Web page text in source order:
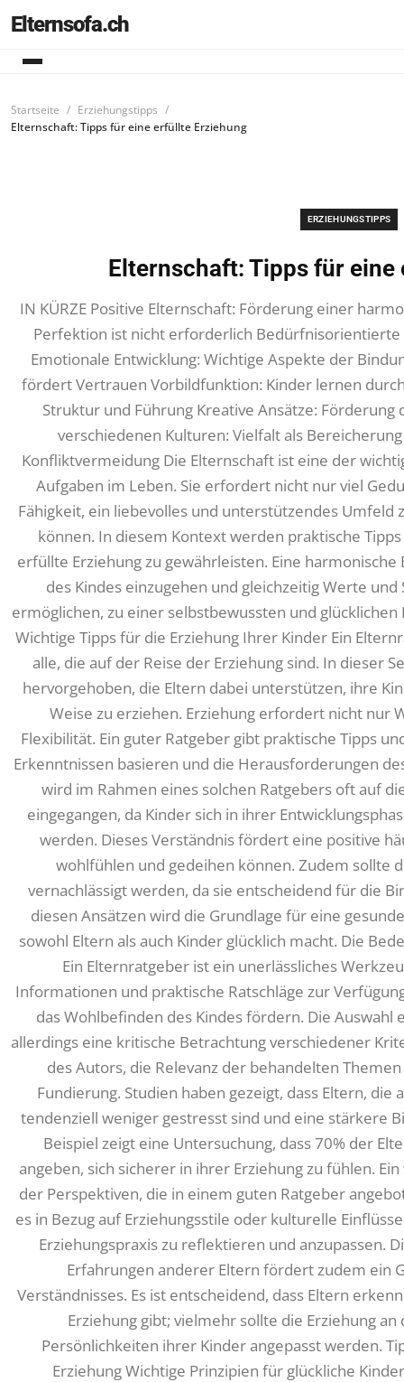
Elternsofa.ch
Startseite
Erziehungstipps
Elternschaft: Tipps für eine erfüllte Erziehung
ERZIEHUNGSTIPPS
Elternschaft: Tipps für
IN KÜRZE Positive Elternschaft: Förderung einer
Perfektion ist nicht erforderlich Bedürfnisorientierte
Emotionale Entwicklung: Wichtige Aspekte der
fördert Vertrauen Vorbildfunktion: Kinder lernen
Struktur und Führung Kreative Ansätze:
verschiedenen Kulturen: Vielfalt als
Konfliktvermeidung Die Elternschaft ist eine der
Aufgaben im Leben. Sie erfordert nicht nur viel
Fähigkeit, ein liebevolles und unterstützendes Umfeld
können. In diesem Kontext werden praktische
erfüllte Erziehung zu gewährleisten. Eine
des Kindes einzugehen und gleichzeitig Werte
ermöglichen, zu einer selbstbewussten und
Wichtige Tipps für die Erziehung Ihrer Kinder Ein
alle, die auf der Reise der Erziehung sind. In dieser
hervorgehoben, die Eltern dabei unterstützen, ihre
Weise zu erziehen. Erziehung erfordert nicht nur
Flexibilität. Ein guter Ratgeber gibt praktische Tipps
Erkenntnissen basieren und die Herausforderungen
wird im Rahmen eines solchen Ratgebers oft auf
eingegangen, da Kinder sich in ihrer
werden. Dieses Verständnis fördert eine positive
wohlfühlen und gedeihen können. Zudem sollte
vernachlässigt werden, da sie entscheidend für die
diesen Ansätzen wird die Grundlage für eine
sowohl Eltern als auch Kinder glücklich macht. Die
Ein Elternratgeber ist ein unerlässliches
Informationen und praktische Ratschläge zur
das Wohlbefinden des Kindes fördern. Die
allerdings eine kritische Betrachtung verschiedener
des Autors, die Relevanz der behandelten
Fundierung. Studien haben gezeigt, dass Eltern,
tendenziell weniger gestresst sind und eine stärkere
Beispiel zeigt eine Untersuchung, dass 70% der
angeben, sich sicherer in ihrer Erziehung zu fühlen.
der Perspektiven, die in einem guten Ratgeber
es in Bezug auf Erziehungsstile oder kulturelle
Erziehungspraxis zu reflektieren und anzupassen.
Erfahrungen anderer Eltern fördert zudem ein
Verständnisses. Es ist entscheidend, dass Eltern
Erziehung gibt; vielmehr sollte die Erziehung
Persönlichkeiten ihrer Kinder angepasst werden.
Erziehung Wichtige Prinzipien für glückliche